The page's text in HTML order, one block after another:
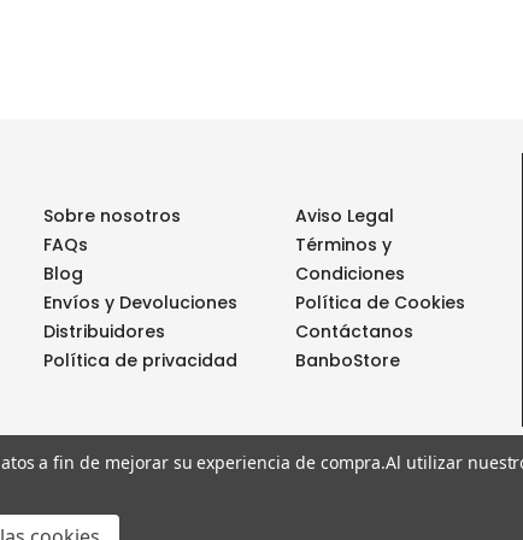
Sobre nosotros
FAQs
Blog
Envíos y Devoluciones
Distribuidores
Política de privacidad
Aviso Legal
Términos y
Condiciones
Política de Cookies
Contáctanos
BanboStore
a fin de mejorar su experiencia de compra.Al utilizar